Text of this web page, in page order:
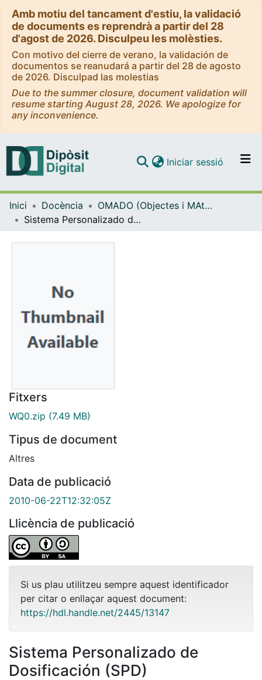
Amb motiu del tancament d'estiu, la validació
de documents es reprendrà a partir del 28
d'agost de 2026. Disculpeu les molèsties.
Con motivo del cierre de verano, la validación de
documentos se reanudará a partir del 28 de agosto
de 2026. Disculpad las molestias
Due to the summer closure, document validation will
resume starting August 28, 2026. We apologize for
any inconvenience.
Navega per tot el DD
Iniciar sessió (current)
Inici Docència
OMADO (Objectes i MAterials DOcents)
Sistema Personalizado de Dosificación (SPD)
Fitxers
WQ0.zip (7.49 MB)
Tipus de document
Altres
Data de publicació
2010-06-22T12:32:05Z
Llicència de publicació
Si us plau utilitzeu sempre aquest identificador
per citar o enllaçar aquest document:
https://hdl.handle.net/2445/13147
Sistema Personalizado de
Dosificación (SPD)